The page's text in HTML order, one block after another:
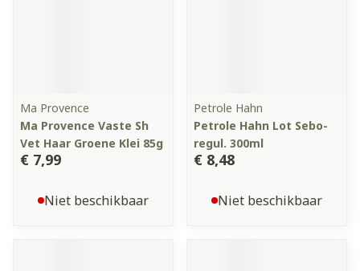
Ma Provence
Ma Provence Vaste Sh
Vet Haar Groene Klei 85g
€ 7,99
Niet beschikbaar
Petrole Hahn
Petrole Hahn Lot Sebo-
regul. 300ml
€ 8,48
Niet beschikbaar